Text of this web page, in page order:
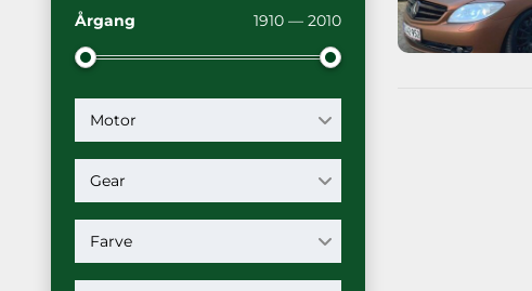
Årgang 1910 — 2010
Motor
Gear
Farve